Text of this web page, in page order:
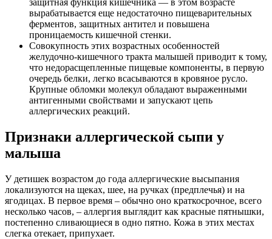
защитная функция кишечника — в этом возрасте
вырабатывается еще недостаточно пищеварительных
ферментов, защитных антител и повышена
проницаемость кишечной стенки.
Совокупность этих возрастных особенностей
желудочно-кишечного тракта малышей приводит к тому,
что недорасщепленные пищевые компоненты, в первую
очередь белки, легко всасываются в кровяное русло.
Крупные обломки молекул обладают выраженными
антигенными свойствами и запускают цепь
аллергических реакций.
Признаки аллергической сыпи у
малыша
У детишек возрастом до года аллергические высыпания
локализуются на щеках, шее, на ручках (предплечья) и на
ягодицах. В первое время – обычно оно краткосрочное, всего
несколько часов, – аллергия выглядит как красные пятнышки,
постепенно сливающиеся в одно пятно. Кожа в этих местах
слегка отекает, припухает.